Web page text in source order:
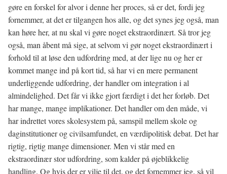
gøre en forskel for alvor i denne her proces, så er det, fordi jeg
fornemmer, at det er tilgangen hos alle, og det synes jeg også, man
kan høre her, at nu skal vi gøre noget ekstraordinært. Så tror jeg
også, man åbent må sige, at selvom vi gør noget ekstraordinært i
forhold til at løse den udfordring med, at der lige nu og her er
kommet mange ind på kort tid, så har vi en mere permanent
underliggende udfordring, der handler om integration i al
almindelighed. Det får vi ikke gjort færdigt i det her forløb. Det
har mange, mange implikationer. Det handler om den måde, vi
har indrettet vores skolesystem på, samspil mellem skole og
daginstitutioner og civilsamfundet, en værdipolitisk debat. Det har
rigtig, rigtig mange dimensioner. Men vi står med en
ekstraordinær stor udfordring, som kalder på øjeblikkelig
handling. Og hvis der er vilje til det, og det fornemmer jeg, så vil